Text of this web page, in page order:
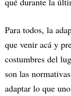
Para todos, la
que venir acá y
costumbres del
son las
adaptar lo que